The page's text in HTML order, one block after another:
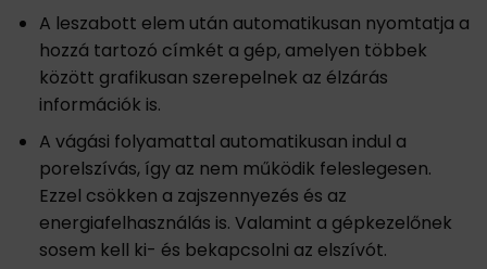
A leszabott elem után automatikusan nyomtatja a
hozzá tartozó címkét a gép, amelyen többek
között grafikusan szerepelnek az élzárás
információk is.
A vágási folyamattal automatikusan indul a
porelszívás, így az nem működik feleslegesen.
Ezzel csökken a zajszennyezés és az
energiafelhasználás is. Valamint a gépkezelőnek
sosem kell ki- és bekapcsolni az elszívót.